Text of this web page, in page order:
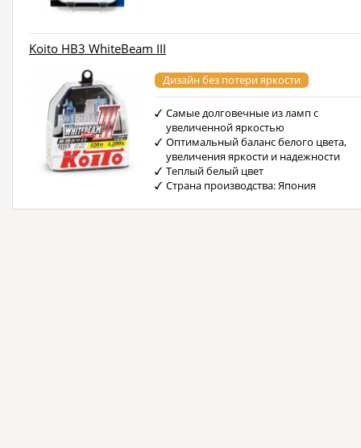
Koito HB3 WhiteBeam III
Дизайн без потери яркости
Самые долговечные из ламп с
увеличенной яркостью
Оптимальный баланс белого цвета,
увеличения яркости и надежности
Теплый белый цвет
Страна производства: Япония